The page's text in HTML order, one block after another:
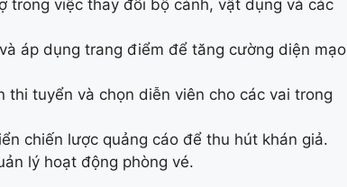
trong việc thay đổi bộ cảnh, vật dụng và các
áp dụng trang điểm để tăng cường diện mạo
thi tuyển và chọn diễn viên cho các vai trong
chiến lược quảng cáo để thu hút khán giả.
lý hoạt động phòng vé.